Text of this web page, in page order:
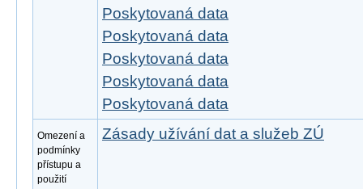
Poskytovaná data
Poskytovaná data
Poskytovaná data
Poskytovaná data
Poskytovaná data
Omezení a
podmínky
přístupu a
použití
Zásady užívání dat a služeb ZÚ